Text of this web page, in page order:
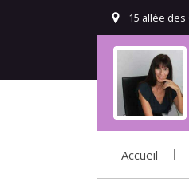
15 allée
Accueil